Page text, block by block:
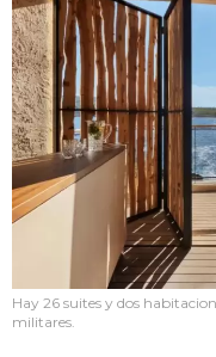
Hay 26 suites y dos
militares.